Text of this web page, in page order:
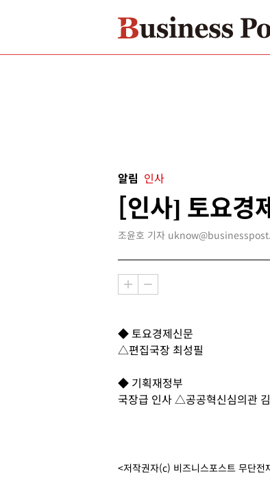
알림 인사
[인사] 토요경
조윤호 기자
◆ 토요경제신문
△편집국장 최성필
◆ 기획재정부
국장급 인사 △공공혁신심의관
<저작권자(c) 비즈니스포스트 무단전